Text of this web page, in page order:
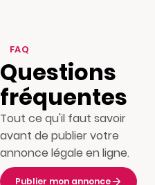
FAQ
Questions
fréquentes
Tout ce qu'il faut savoir
avant de publier votre
annonce légale en ligne.
Publier mon annonce